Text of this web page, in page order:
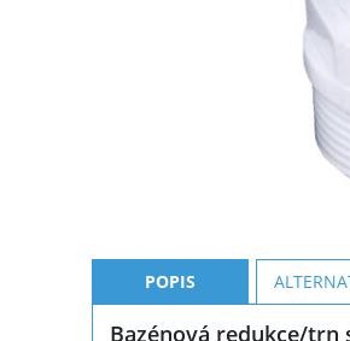
POPIS
Bazénová redukce/trn